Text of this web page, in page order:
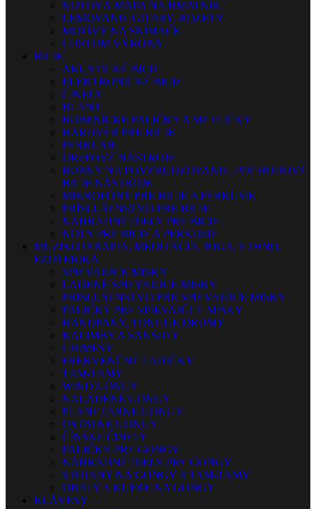
NOTOVÁ MAPA NA HMATNÍK
LEMOVANIE GITARY, ROZETY
MOTÍVY NA SNÍMAČE
CUSTOM VÝROBA
BICIE
AKUSTICKÉ BICIE
ELEKTRONICKÉ BICIE
ČINELY
BLANY
BUBENÍCKE PALIČKY A METLIČKY
HARDVÉR PRE BICIE
PERKUSIE
ORFFOVÉ NÁSTROJE
BUBNY NA POVZBUDZOVANIE, POCHODOVÉ
BICIE NÁSTROJE
MIKROFÓNY PRE BICIE A PERKUSIE
PRÍSLUŠENSTVO PRE BICIE
NÁHRADNÉ DIELY PRE BICIE
NOTY PRE BICIE A PERKUSIE
MUZIKOTERAPIA, MEDITÁCIA, JOGA, ETHNO,
EZOTERIKA
SPIEVAJÚCE MISKY
LADENÉ SPIEVAJÚCE MISKY
PRISLUŠENSTVO PRE SPIEVAJÚCE MISKY
PALIČKY PRE SPIEVAJÚCE MISKY
HANDPANY, TONGUE DRUMY
KALIMBY A SANSULY
CHIMESY
FREKVENČNÉ LADIČKY
TAM-TAMY
WIND GONGY
NALADENÉ GONGY
PLANETÁRNE GONGY
OSTATNÉ GONGY
ČÍNSKE ČINELY
PALIČKY PRE GONGY
NÁHRADNÉ DIELY PRE GONGY
STOJANY NA GONGY A TAM-TAMY
OBALY A KUFRE NA GONGY
KLÁVESY